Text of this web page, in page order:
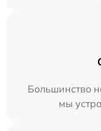
Большинство
мы